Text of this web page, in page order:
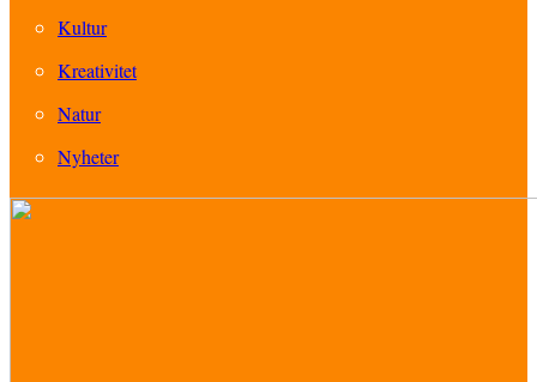
Kultur
Kreativitet
Natur
Nyheter